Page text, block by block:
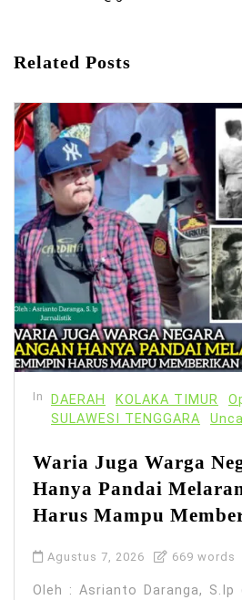
Related Posts
In DAERAH KOLAKA TIMUR
SULAWESI TENGGARA
Waria Juga Warga
Hanya Pandai
Harus Mampu
Agustus 7, 2026 669 words
Oleh : Asrianto Daranga, S.Ip